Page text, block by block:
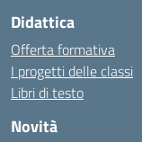
Didattica
Offerta formativa
I progetti delle classi
Libri di testo
Novità